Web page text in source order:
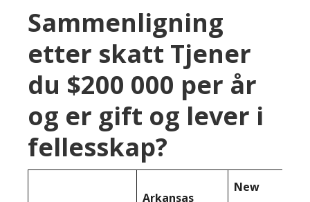
Sammenligning
etter skatt Tjener
du $200 000 per år
og er gift og lever i
fellesskap?
Arkansas
New